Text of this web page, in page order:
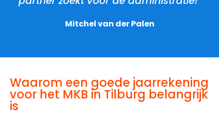
Mitchel van der Palen
Waarom een goede jaarrekening
voor het MKB in Tilburg belangrijk
is